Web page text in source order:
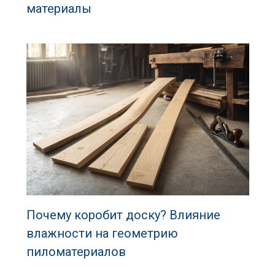
материалы
Почему коробит доску? Влияние
влажности на геометрию
пиломатериалов